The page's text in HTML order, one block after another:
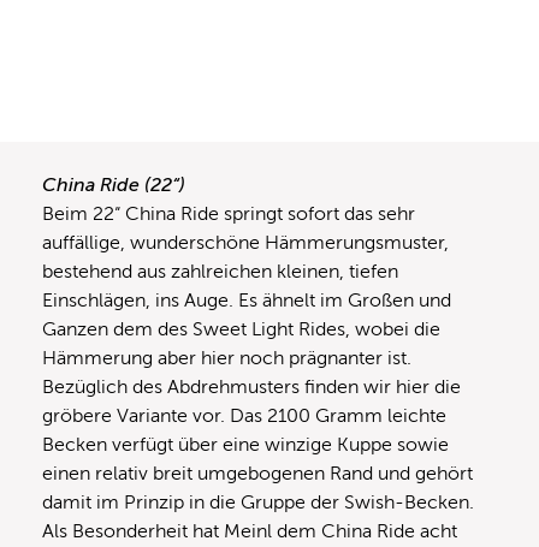
China Ride (22“)
Beim 22“ China Ride springt sofort das sehr
auffällige, wunderschöne Hämmerungsmuster,
bestehend aus zahlreichen kleinen, tiefen
Einschlägen, ins Auge. Es ähnelt im Großen und
Ganzen dem des Sweet Light Rides, wobei die
Hämmerung aber hier noch prägnanter ist.
Bezüglich des Abdrehmusters finden wir hier die
gröbere Variante vor. Das 2100 Gramm leichte
Becken verfügt über eine winzige Kuppe sowie
einen relativ breit umgebogenen Rand und gehört
damit im Prinzip in die Gruppe der Swish-Becken.
Als Besonderheit hat Meinl dem China Ride acht